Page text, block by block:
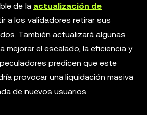
de la actualización de
a los validadores retirar sus
También actualizará algunas
mejorar el escalado, la eficiencia y
predicen que este
provocar una liquidación masiva
de nuevos usuarios.